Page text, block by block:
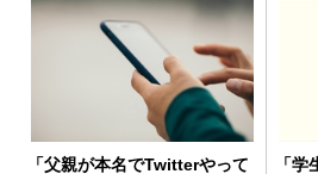
「父親が本名でTwitterやって
「